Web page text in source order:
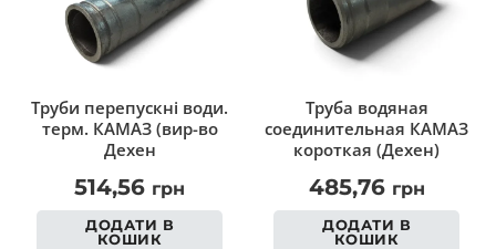
Труби перепускні води.
терм. КАМАЗ (вир-во
Дехен
514,56 грн
ДОДАТИ В
КОШИК
Труба водяная
соединительная КАМАЗ
короткая (Дехен)
485,76 грн
ДОДАТИ В
КОШИК